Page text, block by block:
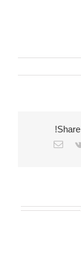
Vk
Email